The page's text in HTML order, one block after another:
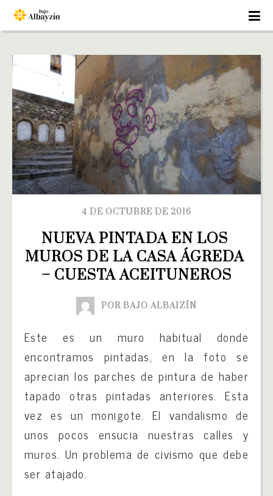
4 DE OCTUBRE DE 2016
NUEVA PINTADA EN LOS
MUROS DE LA CASA ÁGREDA
– CUESTA ACEITUNEROS
POR BAJO ALBAIZÍN
Este es un muro habitual donde
encontramos pintadas, en la foto se
aprecian los parches de pintura de haber
tapado otras pintadas anteriores. Esta
vez es un monigote. El vandalismo de
unos pocos ensucia nuestras calles y
muros. Un problema de civismo que debe
ser atajado.